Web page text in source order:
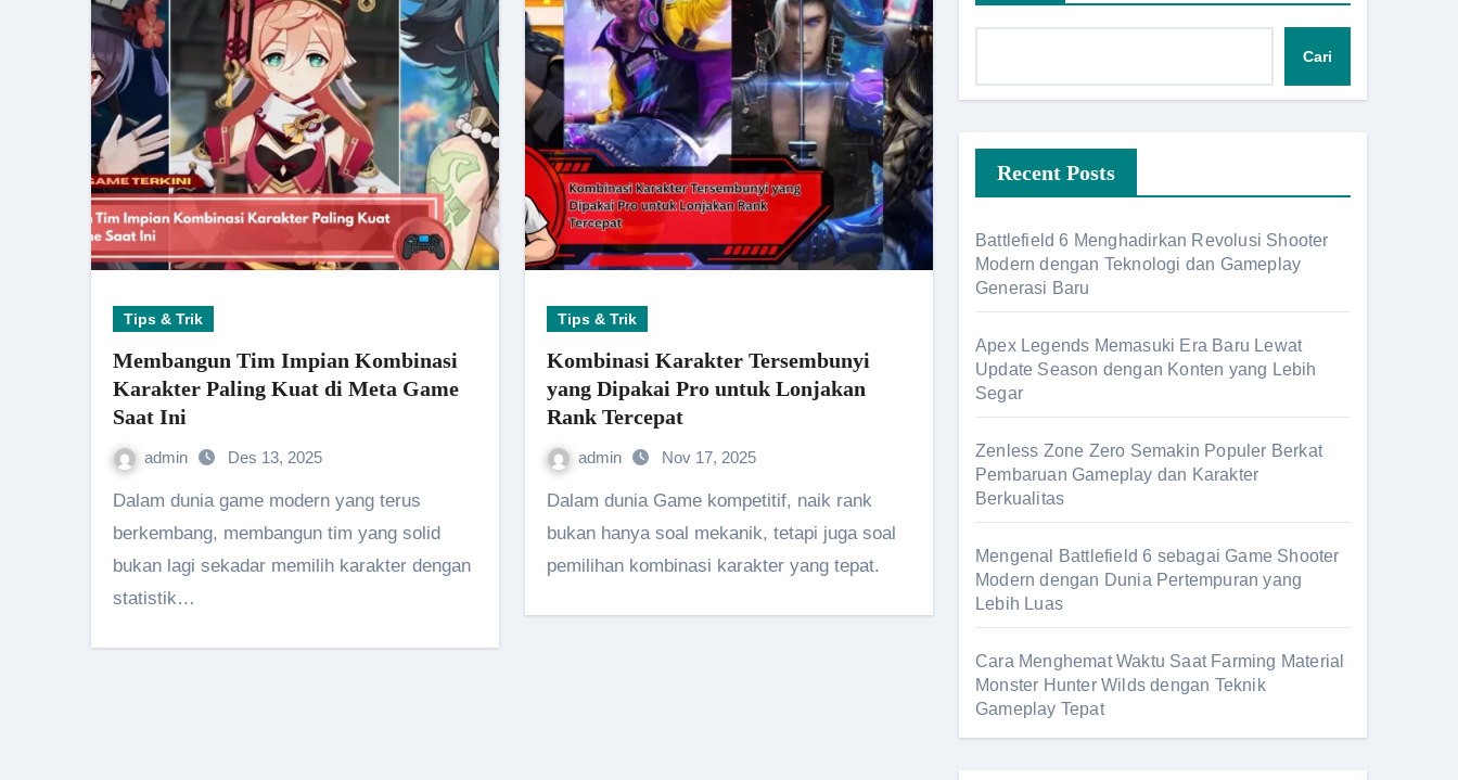
Tips & Trik
Membangun Tim Impian Kombinasi
Karakter Paling Kuat di Meta Game
Saat Ini
admin Des 13, 2025
Dalam dunia game modern yang terus
berkembang, membangun tim yang solid
bukan lagi sekadar memilih karakter dengan
statistik…
Tips & Trik
Kombinasi Karakter Tersembunyi
yang Dipakai Pro untuk Lonjakan
Rank Tercepat
admin Nov 17, 2025
Dalam dunia Game kompetitif, naik rank
bukan hanya soal mekanik, tetapi juga soal
pemilihan kombinasi karakter yang tepat.
Cari
Recent Posts
Battlefield 6 Menghadirkan Revolusi Shooter
Modern dengan Teknologi dan Gameplay
Generasi Baru
Apex Legends Memasuki Era Baru Lewat
Update Season dengan Konten yang Lebih
Segar
Zenless Zone Zero Semakin Populer Berkat
Pembaruan Gameplay dan Karakter
Berkualitas
Mengenal Battlefield 6 sebagai Game Shooter
Modern dengan Dunia Pertempuran yang
Lebih Luas
Cara Menghemat Waktu Saat Farming Material
Monster Hunter Wilds dengan Teknik
Gameplay Tepat